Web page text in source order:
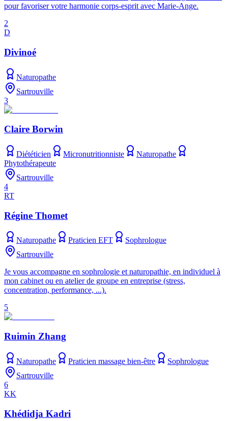
pour favoriser votre harmonie corps-esprit avec Marie-Ange.
2
D
Divinoé
Naturopathe
Sartrouville
3
Claire Borwin
Diététicien Micronutritionniste
Naturopathe
Phytothérapeute
Sartrouville
4
RT
Régine Thomet
Naturopathe Praticien EFT
Sophrologue
Sartrouville
Je vous accompagne en sophrologie et naturopathie, en individuel à
mon cabinet ou en atelier de groupe en entreprise (stress,
concentration, performance, ...).
5
Ruimin Zhang
Naturopathe Praticien massage bien-être
Sophrologue
Sartrouville
6
KK
Khédidja Kadri